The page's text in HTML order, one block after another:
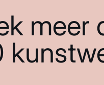
meer